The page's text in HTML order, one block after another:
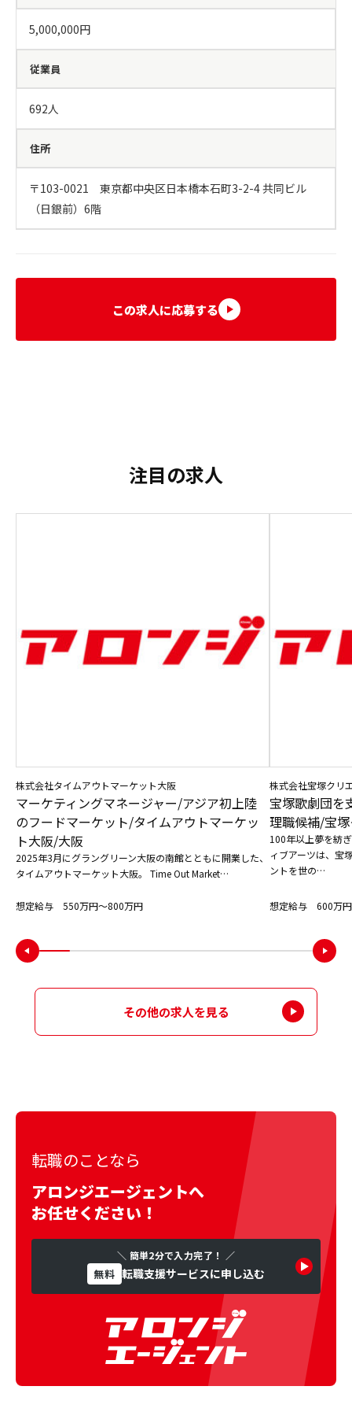
5,000,000円
従業員
692人
住所
〒103-0021　東京都中央区日本橋本石町3-2-4 共同ビル
（日銀前）6階
この求人に応募する
注目の求人
株式会社タイムアウトマーケット大阪
マーケティングマネージャー/アジア初上陸
のフードマーケット/タイムアウトマーケッ
ト大阪/大阪
2025年3月にグラングリーン大阪の南館とともに開業した、
タイムアウトマーケット大阪。 Time Out Market…
想定給与 550万円〜800万円
株式会社宝塚クリ
宝塚歌劇団を
理職候補/宝
100年以上夢を紡
ィブアーツは、宝
ントを世の…
想定給与 600万
その他の求人を見る
転職のことなら
アロンジエージェントへ
お任せください！
＼ 簡単2分で入力完了！ ／
無料 転職支援サービスに申し込む